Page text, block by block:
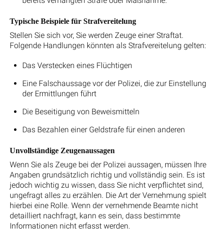
Typische Beispiele für Strafvereitelung
Stellen Sie sich vor, Sie werden Zeuge einer Straftat.
Folgende Handlungen könnten als Strafvereitelung gelten:
Das Verstecken eines Flüchtigen
Eine Falschaussage vor der Polizei, die zur Einstellung
der Ermittlungen führt
Die Beseitigung von Beweismitteln
Das Bezahlen einer Geldstrafe für einen anderen
Unvollständige Zeugenaussagen
Wenn Sie als Zeuge bei der Polizei aussagen, müssen Ihre
Angaben grundsätzlich richtig und vollständig sein. Es ist
jedoch wichtig zu wissen, dass Sie nicht verpflichtet sind,
ungefragt alles zu erzählen. Die Art der Vernehmung spielt
hierbei eine Rolle. Wenn der vernehmende Beamte nicht
detailliert nachfragt, kann es sein, dass bestimmte
Informationen nicht erfasst werden.